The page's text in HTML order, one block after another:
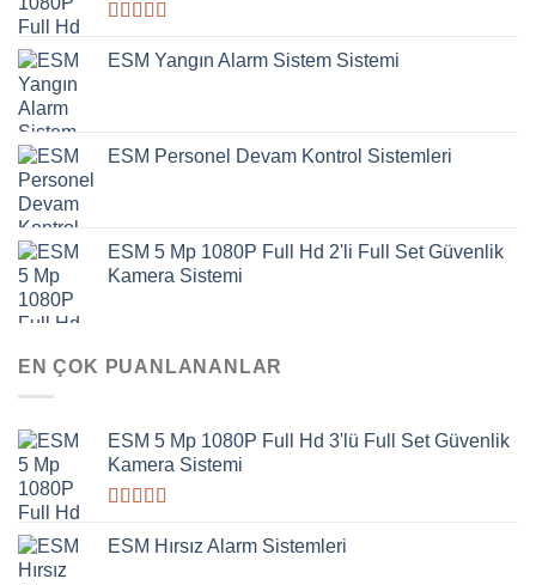
üzerinden
ESM Yangın Alarm Sistem Sistemi
ESM Personel Devam Kontrol Sistemleri
ESM 5 Mp 1080P Full Hd 2'li Full Set Güvenlik
Kamera Sistemi
EN ÇOK PUANLANANLAR
ESM 5 Mp 1080P Full Hd 3'lü Full Set Güvenlik
Kamera Sistemi
üzerinden
ESM Hırsız Alarm Sistemleri